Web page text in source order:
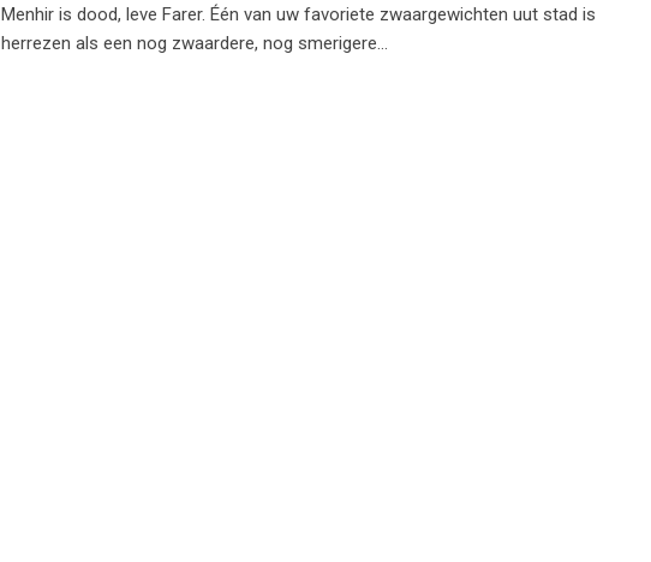
Menhir is dood, leve Farer. Één van uw favoriete zwaargewichten uut stad is
herrezen als een nog zwaardere, nog smerigere…